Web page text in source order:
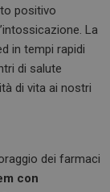
positivo
La
in tempi rapidi
di salute
di vita ai nostri
dei farmaci
con